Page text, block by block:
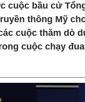
cuộc bầu cử
thông Mỹ
cuộc thăm dò
cuộc chạy